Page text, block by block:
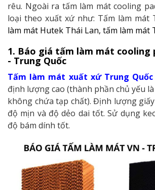
rêu. Ngoài ra tấm làm mát cooling
loại theo xuất xứ như: Tấm làm mát
làm mát Hutek Thái Lan, tấm làm mát
1. Báo giá tấm làm mát cooling
- Trung Quốc
Tấm làm mát xuất xứ Trung Quốc
định lượng cao (thành phần chủ yếu là
không chứa tạp chất). Định lượng giấy
độ mịn và độ dẻo dai tốt. Sử dụng
độ bám dính tốt.